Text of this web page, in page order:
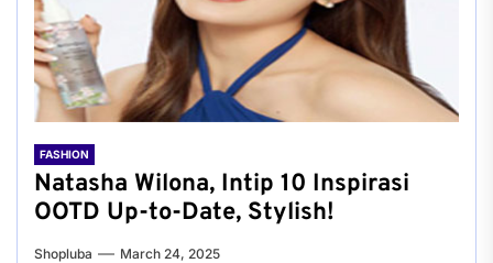
FASHION
Natasha Wilona, Intip 10 Inspirasi
OOTD Up-to-Date, Stylish!
Shopluba March 24, 2025